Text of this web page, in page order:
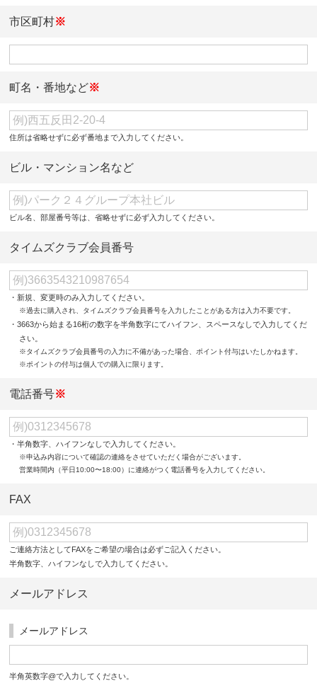
市区町村※
町名・番地など※
住所は省略せずに必ず番地まで入力してください。
ビル・マンション名など
ビル名、部屋番号等は、省略せずに必ず入力してください。
タイムズクラブ会員番号
・新規、変更時のみ入力してください。
※過去に購入され、タイムズクラブ会員番号を入力したことがある方は入力不要です。
・3663から始まる16桁の数字を半角数字にてハイフン、スペースなしで入力してくだ
さい。
※タイムズクラブ会員番号の入力に不備があった場合、ポイント付与はいたしかねます。
※ポイントの付与は個人での購入に限ります。
電話番号※
・半角数字、ハイフンなしで入力してください。
※申込み内容について確認の連絡をさせていただく場合がございます。
営業時間内（平日10:00〜18:00）に連絡がつく電話番号を入力してください。
FAX
ご連絡方法としてFAXをご希望の場合は必ずご記入ください。
半角数字、ハイフンなしで入力してください。
メールアドレス
メールアドレス
半角英数字@で入力してください。